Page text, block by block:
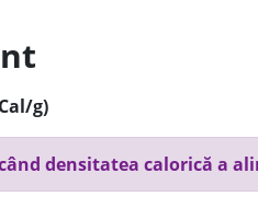
g)
densitatea calorică a